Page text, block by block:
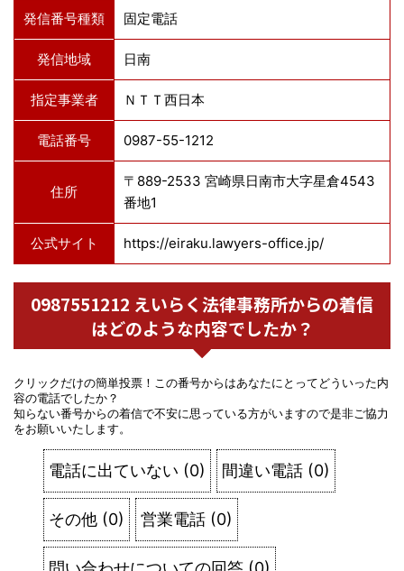
発信番号種類 固定電話
発信地域 日南
指定事業者 ＮＴＴ西日本
電話番号 0987-55-1212
住所
〒889-2533 宮崎県日南市大字星倉4543
番地1
公式サイト https://eiraku.lawyers-office.jp/
0987551212 えいらく法律事務所からの着信
はどのような内容でしたか？
クリックだけの簡単投票！この番号からはあなたにとってどういった内
容の電話でしたか？
知らない番号からの着信で不安に思っている方がいますので是非ご協力
をお願いいたします。
電話に出ていない (0) 間違い電話 (0)
その他 (0) 営業電話 (0)